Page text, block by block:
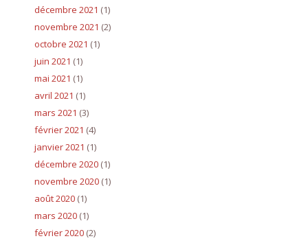
décembre 2021 (1)
novembre 2021 (2)
octobre 2021 (1)
juin 2021 (1)
mai 2021 (1)
avril 2021 (1)
mars 2021 (3)
février 2021 (4)
janvier 2021 (1)
décembre 2020 (1)
novembre 2020 (1)
août 2020 (1)
mars 2020 (1)
février 2020 (2)